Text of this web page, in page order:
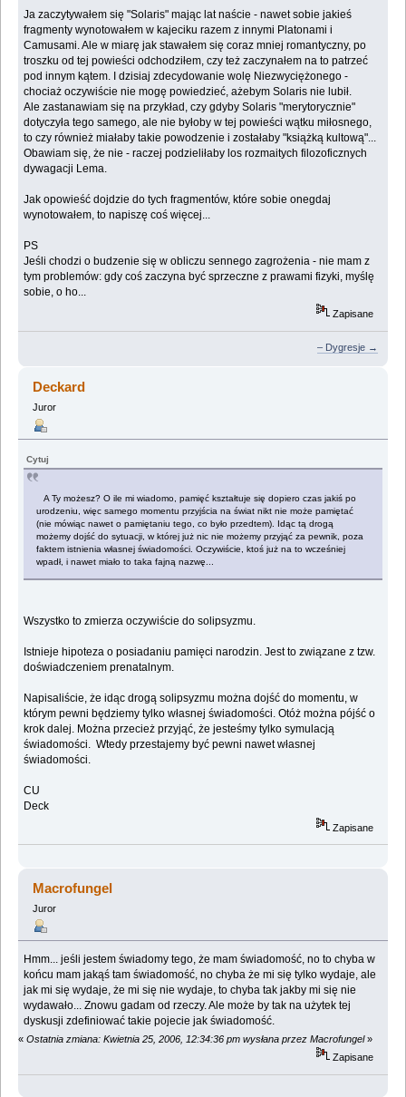
Ja zaczytywałem się "Solaris" mając lat naście - nawet sobie jakieś
fragmenty wynotowałem w kajeciku razem z innymi Platonami i
Camusami. Ale w miarę jak stawałem się coraz mniej romantyczny, po
troszku od tej powieści odchodziłem, czy też zaczynałem na to patrzeć
pod innym kątem. I dzisiaj zdecydowanie wolę Niezwyciężonego -
chociaż oczywiście nie mogę powiedzieć, ażebym Solaris nie lubił.
Ale zastanawiam się na przykład, czy gdyby Solaris "merytorycznie"
dotyczyła tego samego, ale nie byłoby w tej powieści wątku miłosnego,
to czy również miałaby takie powodzenie i zostałaby "książką kultową"...
Obawiam się, że nie - raczej podzieliłaby los rozmaitych filozoficznych
dywagacji Lema.
Jak opowieść dojdzie do tych fragmentów, które sobie onegdaj
wynotowałem, to napiszę coś więcej...
PS
Jeśli chodzi o budzenie się w obliczu sennego zagrożenia - nie mam z
tym problemów: gdy coś zaczyna być sprzeczne z prawami fizyki, myślę
sobie, o ho...
Zapisane
– Dygresje →
Deckard
Juror
Cytuj
A Ty możesz? O ile mi wiadomo, pamięć kształtuje się dopiero czas jakiś po
urodzeniu, więc samego momentu przyjścia na świat nikt nie może pamiętać
(nie mówiąc nawet o pamiętaniu tego, co było przedtem). Idąc tą drogą
możemy dojść do sytuacji, w której już nic nie możemy przyjąć za pewnik, poza
faktem istnienia własnej świadomości. Oczywiście, ktoś już na to wcześniej
wpadł, i nawet miało to taka fajną nazwę...
Wszystko to zmierza oczywiście do solipsyzmu.
Istnieje hipoteza o posiadaniu pamięci narodzin. Jest to związane z tzw.
doświadczeniem prenatalnym.
Napisaliście, że idąc drogą solipsyzmu można dojść do momentu, w
którym pewni będziemy tylko własnej świadomości. Otóż można pójść o
krok dalej. Można przecież przyjąć, że jesteśmy tylko symulacją
świadomości. Wtedy przestajemy być pewni nawet własnej
świadomości.
CU
Deck
Zapisane
Macrofungel
Juror
Hmm... jeśli jestem świadomy tego, że mam świadomość, no to chyba w
końcu mam jakąś tam świadomość, no chyba że mi się tylko wydaje, ale
jak mi się wydaje, że mi się nie wydaje, to chyba tak jakby mi się nie
wydawało... Znowu gadam od rzeczy. Ale może by tak na użytek tej
dyskusji zdefiniować takie pojecie jak świadomość.
« Ostatnia zmiana: Kwietnia 25, 2006, 12:34:36 pm wysłana przez Macrofungel»
Zapisane